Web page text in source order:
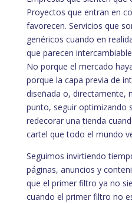
Proyectos que entran en
favorecen. Servicios que
genéricos cuando en
que parecen
No porque el mercado
porque la capa previa de
diseñada o, directamente,
punto, seguir optimizando
redecorar una tienda
cartel que todo el mundo
Seguimos invirtiendo
páginas, anuncios y
que el primer filtro ya no
cuando el primer filtro no